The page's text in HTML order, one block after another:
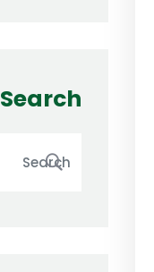
Search